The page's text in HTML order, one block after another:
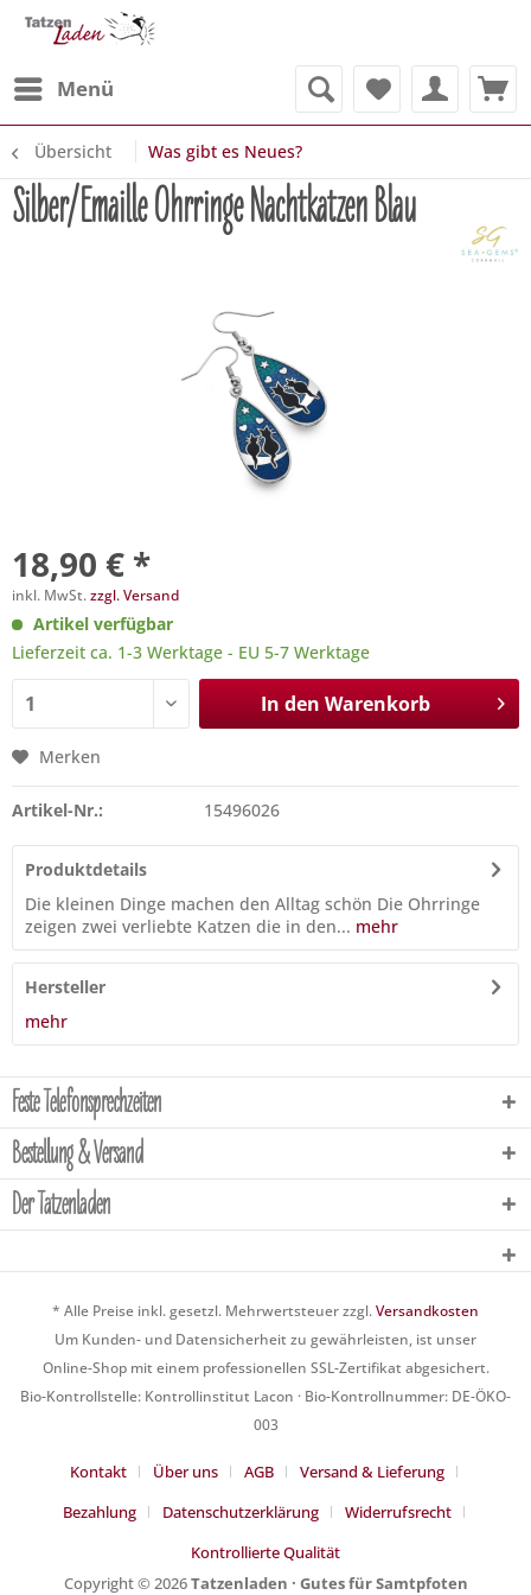
Menü
Übersicht Was gibt es Neues?
Silber/Emaille Ohrringe Nachtkatzen Blau
18,90 € *
inkl. MwSt.zzgl. Versand
Artikel verfügbar
Lieferzeit ca. 1-3 Werktage - EU 5-7 Werktage
In den Warenkorb
Merken
Artikel-Nr.: 15496026
Produktdetails
Die kleinen Dinge machen den Alltag schön Die Ohrringe
zeigen zwei verliebte Katzen die in den... mehr
Hersteller
mehr
Feste Telefonsprechzeiten
Bestellung & Versand
Der Tatzenladen
* Alle Preise inkl. gesetzl. Mehrwertsteuer zzgl.Versandkosten
Um Kunden- und Datensicherheit zu gewährleisten, ist unser
Online-Shop mit einem professionellen SSL-Zertifikat abgesichert.
Bio-Kontrollstelle: Kontrollinstitut Lacon · Bio-Kontrollnummer: DE-ÖKO-
003
Kontakt Über uns AGB
Versand & Lieferung
Bezahlung
Datenschutzerklärung
Widerrufsrecht
Kontrollierte Qualität
Copyright © 2026Tatzenladen · Gutes für Samtpfoten